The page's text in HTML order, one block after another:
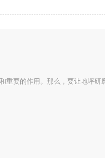
重要的作用。那么，要让地坪